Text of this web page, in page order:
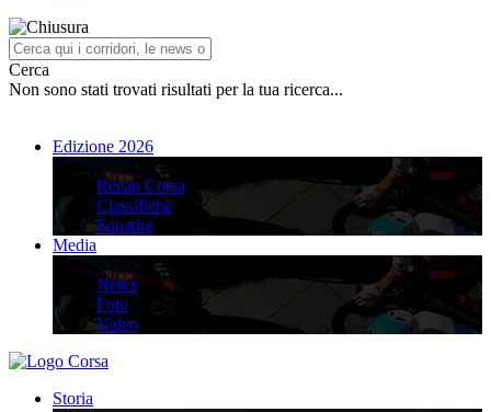
Cerca
Non sono stati trovati risultati per la tua ricerca...
Edizione 2026
Edizione 2026
Recap Corsa
Classifiche
Squadre
Media
Media
News
Foto
Video
Storia